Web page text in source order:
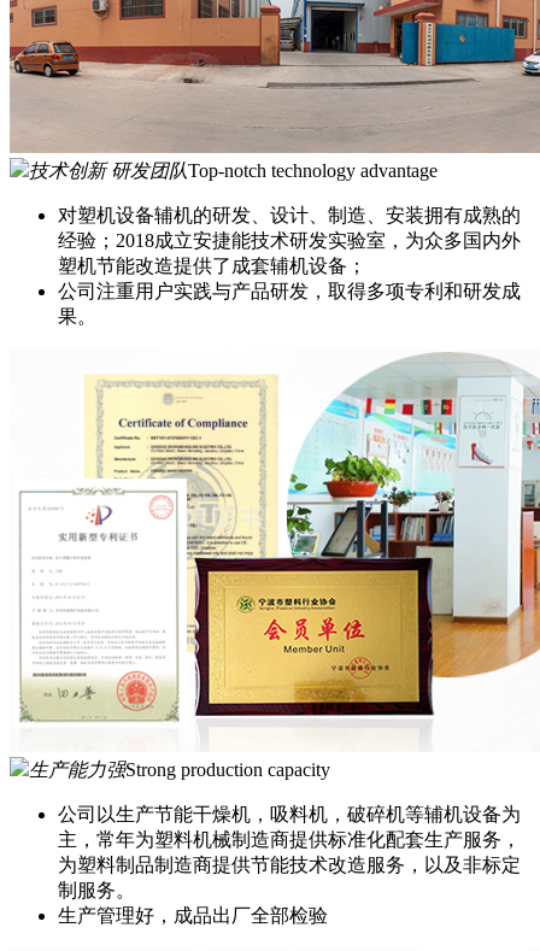
技术创新 研发团队Top-notch technology advantage
对塑机设备辅机的研发、设计、制造、安装拥有成熟的
经验；2018成立安捷能技术研发实验室，为众多国内外
塑机节能改造提供了成套辅机设备；
公司注重用户实践与产品研发，取得多项专利和研发成
果。
生产能力强Strong production capacity
公司以生产节能干燥机，吸料机，破碎机等辅机设备为
主，常年为塑料机械制造商提供标准化配套生产服务，
为塑料制品制造商提供节能技术改造服务，以及非标定
制服务。
生产管理好，成品出厂全部检验